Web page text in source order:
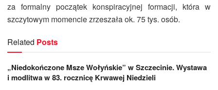
za formalny początek konspiracyjnej formacji, która w
szczytowym momencie zrzeszała ok. 75 tys. osób.
Related Posts
„Niedokończone Msze Wołyńskie” w Szczecinie. Wystawa
i modlitwa w 83. rocznicę Krwawej Niedzieli